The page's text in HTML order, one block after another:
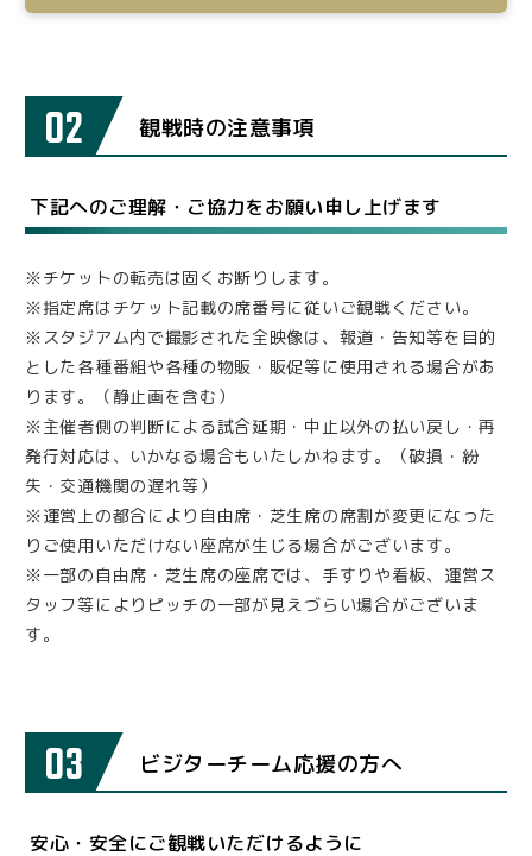
02 観戦時の注意事項
下記へのご理解・ご協力をお願い申し上げます
※チケットの転売は固くお断りします。
※指定席はチケット記載の席番号に従いご観戦ください。
※スタジアム内で撮影された全映像は、報道・告知等を目的
とした各種番組や各種の物販・販促等に使用される場合があ
ります。（静止画を含む）
※主催者側の判断による試合延期・中止以外の払い戻し・再
発行対応は、いかなる場合もいたしかねます。（破損・紛
失・交通機関の遅れ等）
※運営上の都合により自由席・芝生席の席割が変更になった
りご使用いただけない座席が生じる場合がございます。
※一部の自由席・芝生席の座席では、手すりや看板、運営ス
タッフ等によりピッチの一部が見えづらい場合がございま
す。
03 ビジターチーム応援の方へ
安心・安全にご観戦いただけるように